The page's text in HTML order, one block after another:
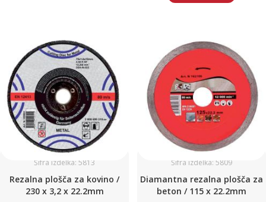
Šifra izdelka: 5813
Rezalna plošča za kovino /
230 x 3,2 x 22.2mm
Šifra izdelka: 5809
Diamantna rezalna plošča za
beton / 115 x 22.2mm